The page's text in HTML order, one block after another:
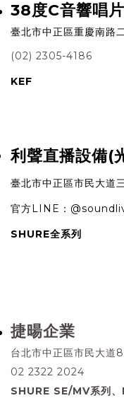
38度C音響唱片
臺北市中正區重慶南路
(02) 2305-4186
KEF
利聲直播設備(
臺北市中正區市民大道
官方LINE：
SHURE全系列
捷暘企業
台北市中正區市民大道
02 2322 2024
SHURE SE/MV系列